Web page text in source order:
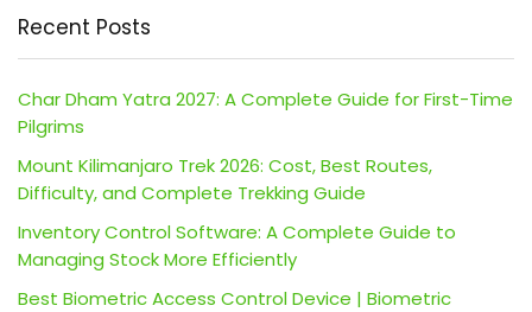
Recent Posts
Char Dham Yatra 2027: A Complete Guide for First-Time
Pilgrims
Mount Kilimanjaro Trek 2026: Cost, Best Routes,
Difficulty, and Complete Trekking Guide
Inventory Control Software: A Complete Guide to
Managing Stock More Efficiently
Best Biometric Access Control Device | Biometric